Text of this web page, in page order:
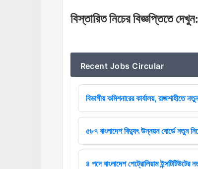
বিস্তারিত নিচের বিজ্ঞপ্তিতে দেখুন:
Recent Jobs Circular
বিভাগীয় কমিশনারের কার্যালয়, রাজশাহীতে
৫৮৭ বাংলাদেশ বিদ্যুৎ উন্নয়ন বোর্ডে নতুন
৪ পদে বাংলাদেশ পেট্রোলিয়াম ইন্সটিটিউটের